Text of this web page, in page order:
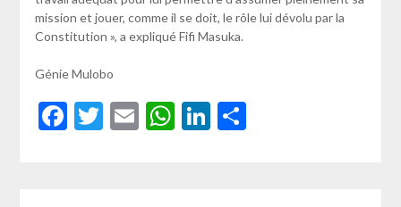
mission et jouer, comme il se doit, le rôle lui dévolu par la
Constitution », a expliqué Fifi Masuka.
Génie Mulobo
Facebook
Twitter
EmailWhatsApp
LinkedIn
Partager